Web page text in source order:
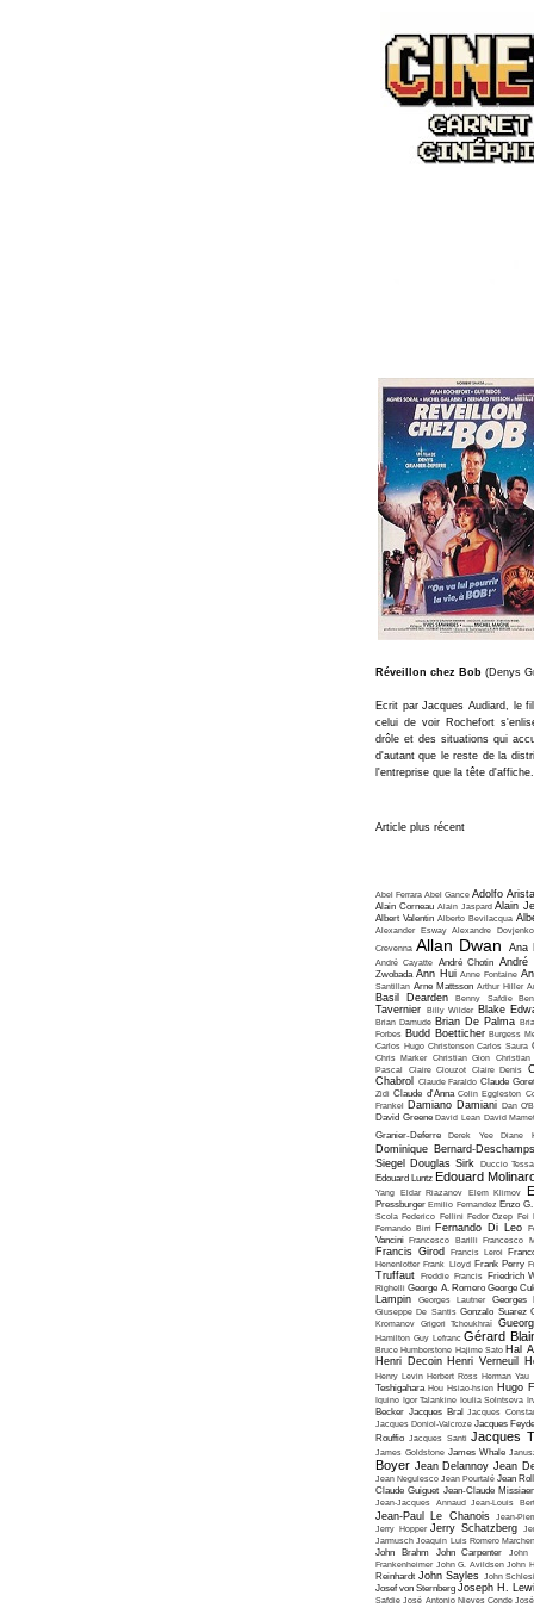
Réveillon chez Bob (Denys
Ecrit par Jacques Audiard, le
celui de voir Rochefort
drôle et des situations qui
d'autant que le reste de la
l'entreprise que la tête d'affiche.
Article plus récent
Abel Ferrara Abel Gance Adolfo
Alain Corneau Alain Jaspard Alain
Albert Valentin Alberto Bevilacqua
Alexander Esway Alexandre Dovjenko
Crevenna Allan Dwan Ana
André Cayatte André Chotin André
Zwobada Ann Hui Anne Fontaine
Santillan Arne Mattsson Arthur Hiller
Basil Dearden Benny Safdie
Tavernier Billy Wilder Blake
Brian Damude Brian De Palma
Forbes Budd Boetticher Burgess
Carlos Hugo Christensen Carlos Saura
Chris Marker Christian Gion Christian
Pascal
Claire Clouzot Claire Denis
Chabrol
Claude Faraldo Claude
Zidi Claude d'Anna Colin Eggleston
Frankel Damiano Damiani Dan
David Greene David Lean David
Granier-Deferre
Derek Yee Diane
Dominique Bernard-
Siegel
Douglas Sirk Duccio
Edouard Luntz Edouard
Yang Eldar Riazanov Elem Klimov
Pressburger Emilio Fernandez Enzo
Scola Federico Fellini Fedor Ozep Fei
Fernando Birri Fernando Di Leo
Vancini Francesco Barilli Francesco
Francis Girod Francis Leroi
Henenlotter Frank Lloyd Frank Perry
Truffaut Freddie Francis Friedrich
Righelli George A. Romero George
Lampin Georges Lautner
Georges
Giuseppe De Santis Gonzalo Suarez
Kromanov Grigori Tchoukhraï
Hamilton Guy Lefranc Gérard
Bruce Humberstone Hajime Sato Hal
Henri Decoin Henri Verneuil
Henry Levin Herbert Ross Herman Yau
Teshigahara Hou Hsiao-hsien Hugo
Iquino Igor Talankine Ioulia Solntseva
Becker Jacques Bral Jacques
Jacques Doniol-Valcroze Jacques
Rouffio Jacques Santi Jacques
James Goldstone James Whale
Boyer Jean Delannoy Jean
Jean Negulesco Jean Pourtalé Jean
Claude Guiguet Jean-Claude
Jean-Jacques Annaud Jean-Louis
Jean-Paul Le Chanois
Jean-
Jerry Hopper Jerry Schatzberg
Jarmusch Joaquin Luis Romero
John Brahm
John Carpenter
John
Frankenheimer John G. Avildsen John
Reinhardt John Sayles John
Josef von Sternberg Joseph H.
Safdie José Antonio Nieves Conde